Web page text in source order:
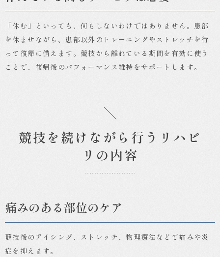
「休む」といっても、何もしないわけではありません。患部
を休ませながら、患部以外のトレーニングやストレッチを行
って復帰に備えます。競技から離れている期間を有効に使う
ことで、復帰後のパフォーマンス維持をサポートします。
競技を続けながら行うリハビ
リの内容
痛みのある部位のケア
競技後のアイシング、ストレッチ、物理療法などで痛みや炎
症を抑えます。